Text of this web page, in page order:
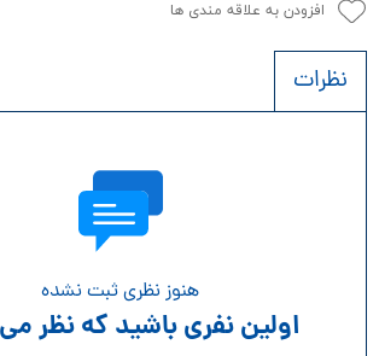
افزودن به علاقه مندی ها
نظرات
هنوز نظری ثبت نشده
اولین نفری باشید که نظر